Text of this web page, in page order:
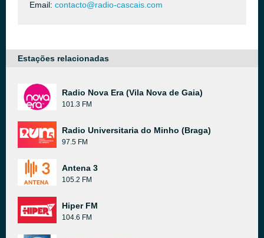
Email: contacto@radio-cascais.com
Estações relacionadas
Radio Nova Era (Vila Nova de Gaia)
101.3 FM
Radio Universitaria do Minho (Braga)
97.5 FM
Antena 3
105.2 FM
Hiper FM
104.6 FM